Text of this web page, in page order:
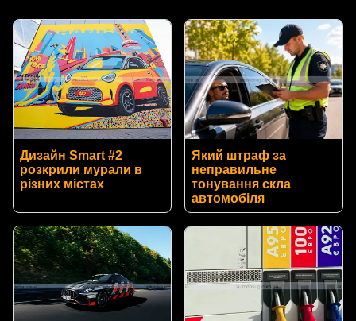
Дизайн Smart #2
розкрили мурали в
різних містах
Який штраф за
неправильне
тонування скла
автомобіля